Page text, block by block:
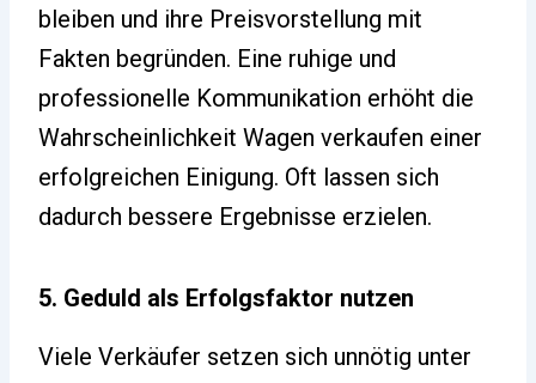
bleiben und ihre Preisvorstellung mit
Fakten begründen. Eine ruhige und
professionelle Kommunikation erhöht die
Wahrscheinlichkeit Wagen verkaufen einer
erfolgreichen Einigung. Oft lassen sich
dadurch bessere Ergebnisse erzielen.
5. Geduld als Erfolgsfaktor nutzen
Viele Verkäufer setzen sich unnötig unter